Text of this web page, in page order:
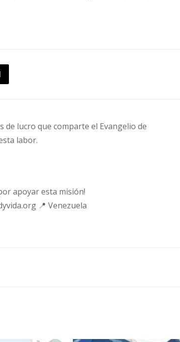
de lucro que comparte el Evangelio de
labor.
apoyar esta misión!
📍 Venezuela